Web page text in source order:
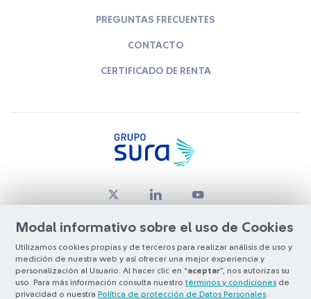
Modal informativo sobre el uso de Cookies
Utilizamos cookies propias y de terceros para realizar análisis de uso y
medición de nuestra web y así ofrecer una mejor experiencia y
personalización al Usuario. Al hacer clic en “aceptar”, nos autorizas su
uso. Para más información consulta nuestro términos y condiciones de
privacidad o nuestra Política de protección de Datos Personales
PREGUNTAS FRECUENTES
CONTACTO
CERTIFICADO DE RENTA
© Copyright Grupo SURA 2026